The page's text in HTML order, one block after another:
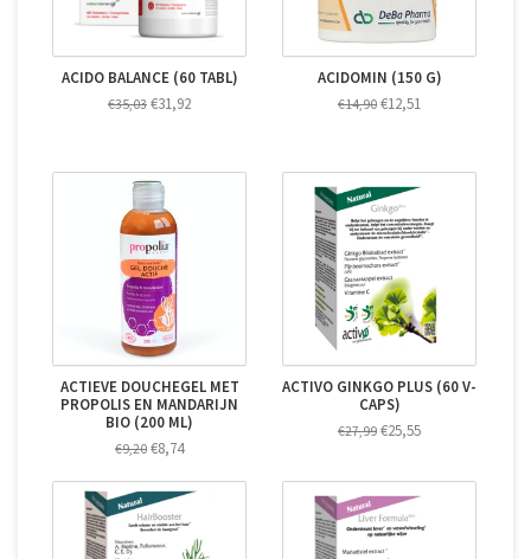
ACIDO BALANCE (60 TABL)
€35,03 €31,92
ACIDOMIN (150 G)
€14,90 €12,51
ACTIEVE DOUCHEGEL MET
PROPOLIS EN MANDARIJN
BIO (200 ML)
€9,20 €8,74
ACTIVO GINKGO PLUS (60 V-
CAPS)
€27,99 €25,55